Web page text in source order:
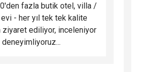
fazla butik otel, villa /
- her yıl tek tek kalite
ediliyor, inceleniyor
deneyimliyoruz...